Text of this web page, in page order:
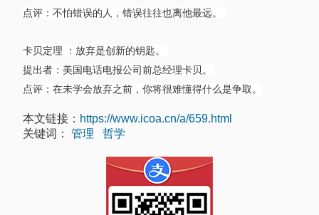
点评：不怕错误的人，错误往往也离他最远。
卡贝定理 ：放弃是创新的钥匙。
提出者：美国电话电报公司前总经理卡贝。
点评：在未学会放弃之前，你将很难懂得什么是争取。
本文链接： https://www.icoa.cn/a/659.html
关键词： 管理 哲学